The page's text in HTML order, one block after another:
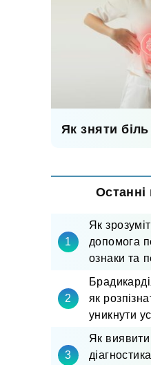
Як зняти
Останні
Як
допомога
ознаки та
як
уникнути
Як